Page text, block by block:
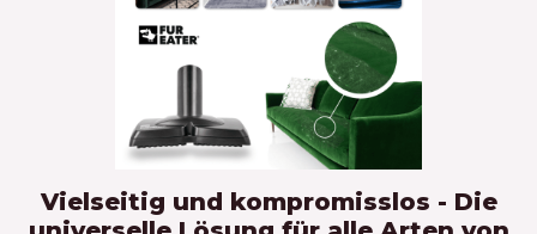
Vielseitig und kompromisslos - Die